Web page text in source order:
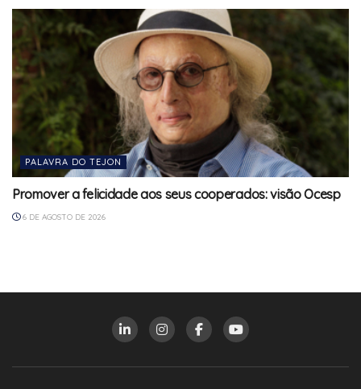
PALAVRA DO TEJON
Promover a felicidade aos seus cooperados: visão Ocesp
6 DE AGOSTO DE 2026